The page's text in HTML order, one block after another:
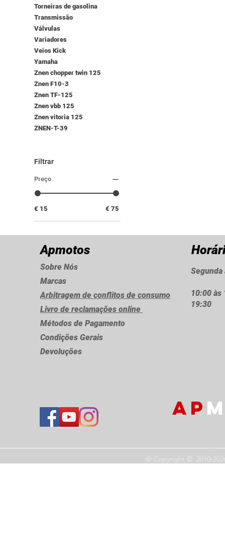
Torneiras de gasolina
Transmissão
Válvulas
Variadores
Veios Kick
Yamaha
Znen chopper twin 125
Znen F10-3
Znen TF-125
Znen vbb 125
Znen vitoria 125
ZNEN-T-39
Filtrar
Preço
€ 15 € 75
Apmotos
Sobre Nós
Marcas
Arbitragem de conflitos de consumo
Livro de reclamações online
Métodos de Pagamento
Condições Gerais
Devoluções
Segunda
10:00 às
19:30
AP
© Copyright © 2010-